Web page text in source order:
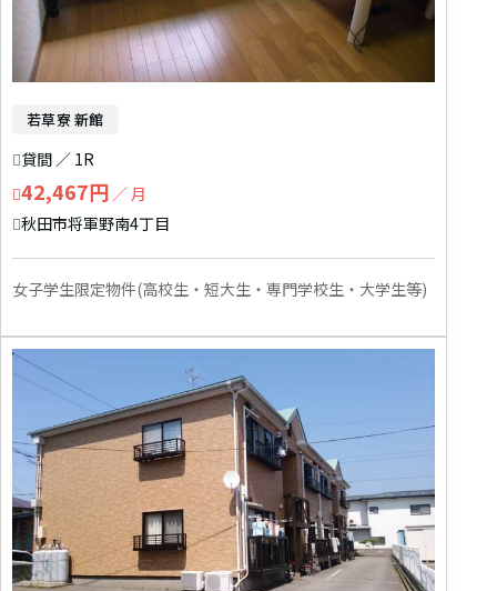
若草寮 新館
貸間 ／ 1R
42,467円 ／ 月
秋田市将軍野南4丁目
女子学生限定物件(高校生・短大生・専門学校生・大学生等)